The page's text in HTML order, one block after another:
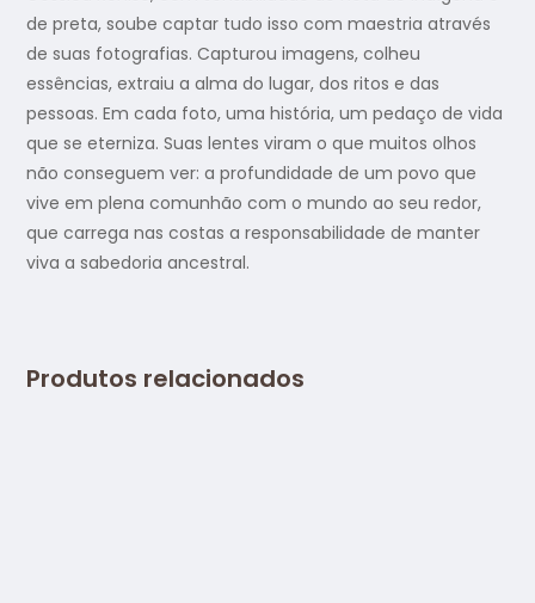
de preta, soube captar tudo isso com maestria através
de suas fotografias. Capturou imagens, colheu
essências, extraiu a alma do lugar, dos ritos e das
pessoas. Em cada foto, uma história, um pedaço de vida
que se eterniza. Suas lentes viram o que muitos olhos
não conseguem ver: a profundidade de um povo que
vive em plena comunhão com o mundo ao seu redor,
que carrega nas costas a responsabilidade de manter
viva a sabedoria ancestral.
Produtos relacionados